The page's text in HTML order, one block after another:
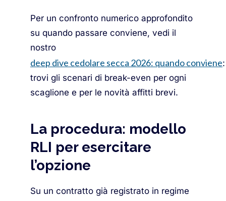
Per un confronto numerico approfondito
su quando passare conviene, vedi il
nostro
deep dive cedolare secca 2026: quando conviene:
trovi gli scenari di break-even per ogni
scaglione e per le novità affitti brevi.
La procedura: modello
RLI per esercitare
l’opzione
Su un contratto già registrato in regime